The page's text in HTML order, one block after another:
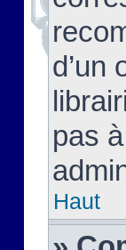
d’un
pas
Haut